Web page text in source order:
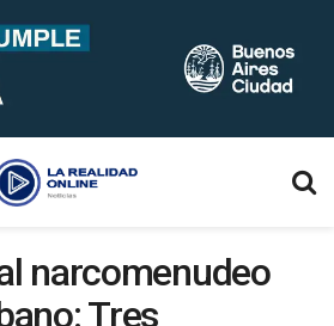
narcomenudeo
Tres